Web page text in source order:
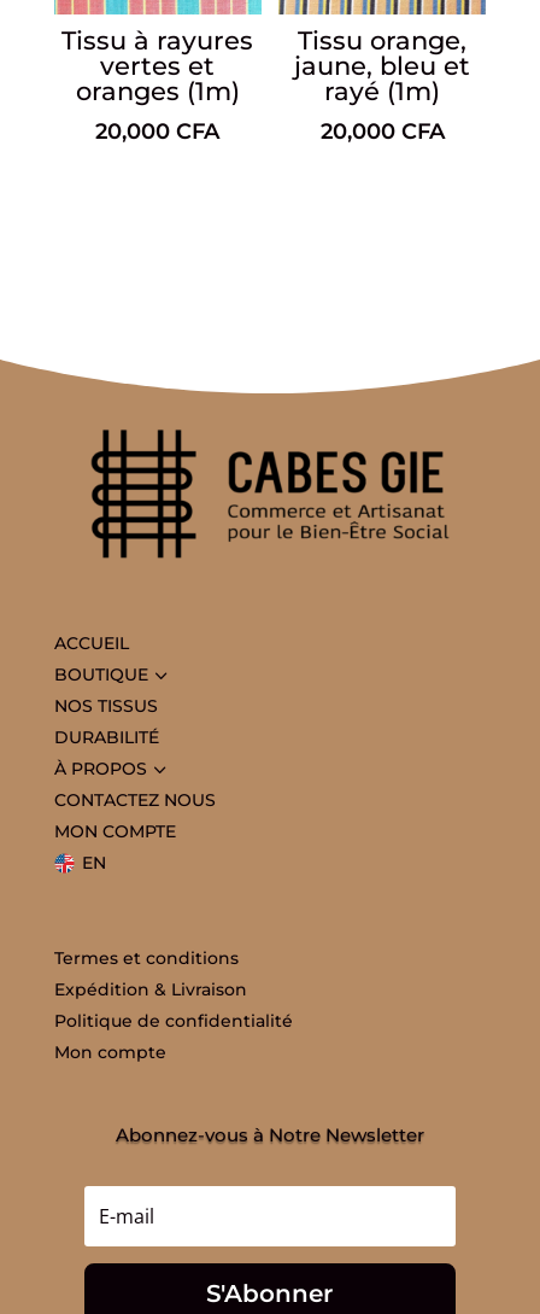
Tissu à rayures
vertes et
oranges (1m)
20,000CFA
Tissu orange,
jaune, bleu et
rayé (1m)
20,000 CFA
ACCUEIL
BOUTIQUE3
NOS TISSUS
DURABILITÉ
À PROPOS 3
CONTACTEZ NOUS
MON COMPTE
EN
Termes et conditions
Expédition & Livraison
Politique de confidentialité
Mon compte
Abonnez-vous à Notre Newsletter
S'Abonner